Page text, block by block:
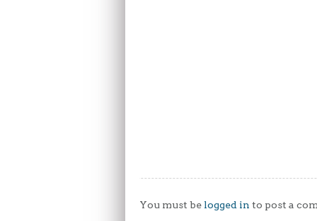
You must be logged in to post a